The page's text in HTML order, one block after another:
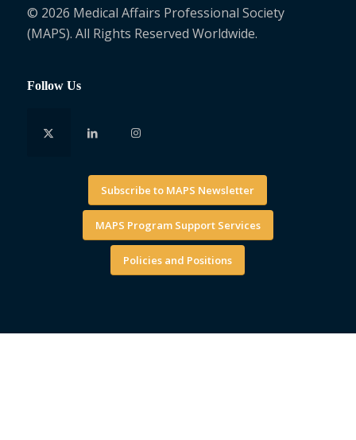
© 2026 Medical Affairs Professional Society
(MAPS). All Rights Reserved Worldwide.
Follow Us
Subscribe to MAPS Newsletter
MAPS Program Support Services
Policies and Positions